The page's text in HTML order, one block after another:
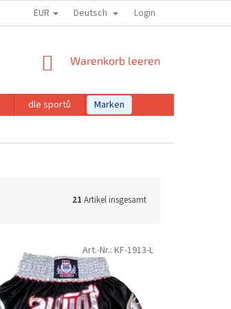
EUR Deutsch Login
WARENKORB
Warenkorb leeren
dle sportů
Marken
21 Artikel insgesamt
Art.-Nr.: KF-1913-L